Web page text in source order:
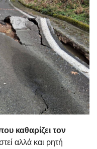
καθαρίζει τον
αλλά και ρητή